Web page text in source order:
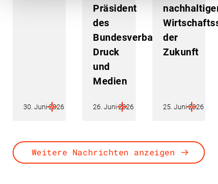
30. Juni 2026
Präsident
des
Bundesverbandes
Druck
und
Medien
26. Juni 2026
der
Zukunft
25. Juni 2026
Weitere Nachrichten anzeigen